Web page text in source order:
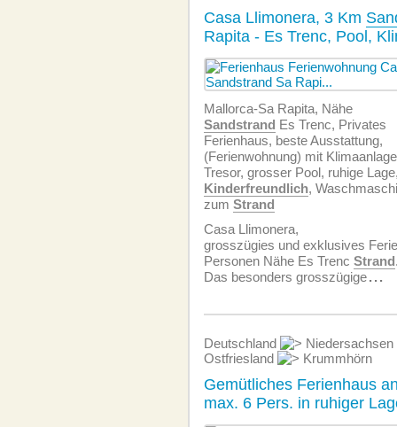
Casa Llimonera, 3 Km
Rapita - Es Trenc, Pool,
Mallorca-Sa Rapita, Nähe
Sandstrand Es Trenc, Privates
Ferienhaus, beste Ausstattung,
(Ferien­wohnung) mit
Tresor, grosser Pool, ruhige
Kinderfreundlich,
zum Strand
Casa Llimonera,
grosszügies und exklusives
Personen Nähe Es Trenc Strand
Das besonders grosszügige...
Deutschland
Niedersachsen
Ostfriesland
Krummhörn
Gemütliches Ferienhaus
max. 6 Pers. in ruhiger